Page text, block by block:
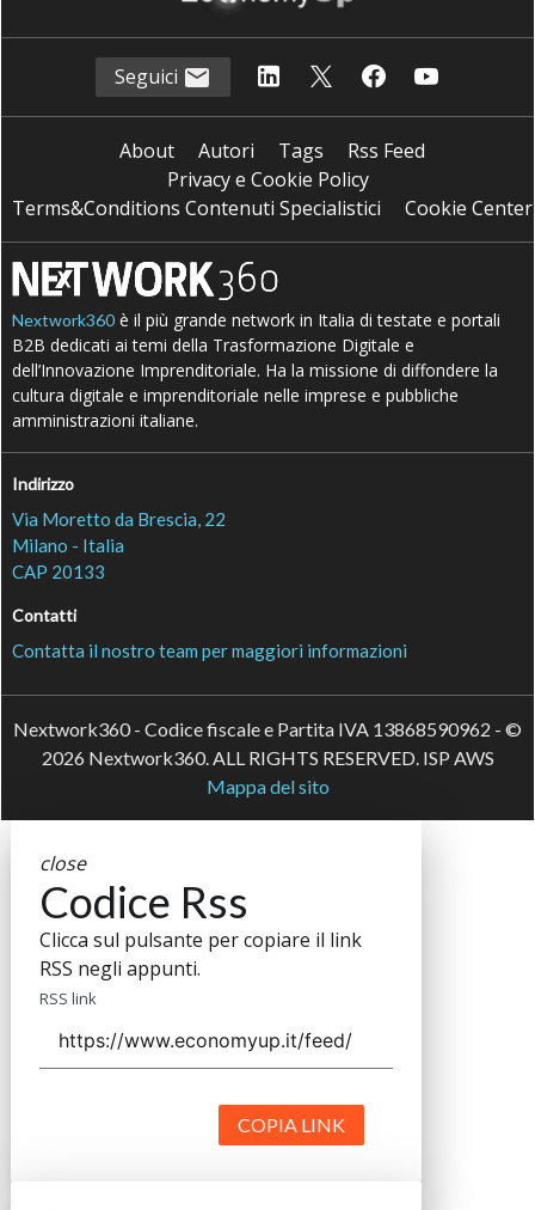
Seguici
About Autori Tags
Rss Feed
Privacy e Cookie Policy
Terms&Conditions Contenuti Specialistici
Cookie Center
Nextwork360 è il più grande network in Italia di testate e portali
B2B dedicati ai temi della Trasformazione Digitale e
dell’Innovazione Imprenditoriale. Ha la missione di diffondere la
cultura digitale e imprenditoriale nelle imprese e pubbliche
amministrazioni italiane.
Indirizzo
Via Moretto da Brescia, 22
Milano - Italia
CAP 20133
Contatti
Contatta il nostro team per maggiori informazioni
Nextwork360 - Codice fiscale e Partita IVA 13868590962 - ©
2026 Nextwork360. ALL RIGHTS RESERVED. ISP AWS
Mappa del sito
close
Codice Rss
Clicca sul pulsante per copiare il link
RSS negli appunti.
RSS link
COPIA LINK